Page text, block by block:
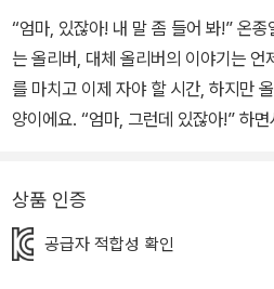
“엄마, 있잖아! 내 말 좀 들어 봐!” 온
는 올리버, 대체 올리버의 이야기는 언제 끝이
를 마치고 이제 자야 할 시간, 하지만
양이에요. “엄마, 그런데 있잖아!” 하
고, 정리하는 또 다른 방법입니다. 풍성
계를 느끼며 즐겁게 하루를 마무리해
상품 인증
공급자 적합성 확인